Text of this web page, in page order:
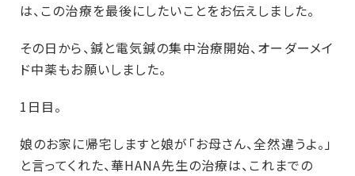
は、この治療を最後にしたいことをお伝えしました。
その日から、鍼と電気鍼の集中治療開始、オーダーメイ
ド中薬もお願いしました。
1日目。
娘のお家に帰宅しますと娘が「お母さん、全然違うよ。」
と言ってくれた、華HANA先生の治療は、これまでの